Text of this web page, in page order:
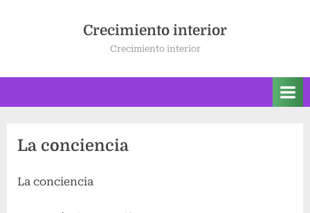
Crecimiento interior
Crecimiento interior
La conciencia
La conciencia